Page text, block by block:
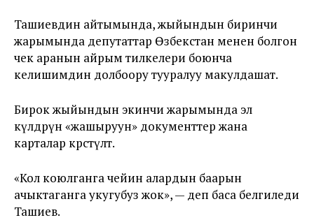
Ташиевдин айтымында, жыйындын биринчи
жарымында депутаттар Өзбекстан менен болгон
чек аранын айрым тилкелери боюнча
келишимдин долбоору тууралуу макулдашат.
Бирок жыйындын экинчи жарымында эл
өкүлдөрүнө «жашыруун» документтер жана
карталар көрсөтүлөт.
«Кол коюлганга чейин алардын баарын
ачыктаганга укугубуз жок», — деп баса белгиледи
Ташиев.